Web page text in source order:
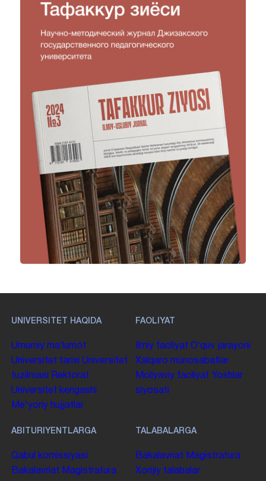
UNIVERSITET HAQIDA
Umumiy maʼlumot
Universitet tarixi Universitet
tuzilmasi
Rektorat
Universitet kengashi
Me'yoriy hujjatlar
FAOLIYAT
Ilmiy faoliyat Oʻquv jarayoni
Xalqaro munosabatlar
Moliyaviy faoliyat Yoshlar
siyosati
ABITURIYENTLARGA
Qabul komissiyasi
Bakalavriat Magistratura
TALABALARGA
Bakalavriat Magistratura
Xorijiy talabalar